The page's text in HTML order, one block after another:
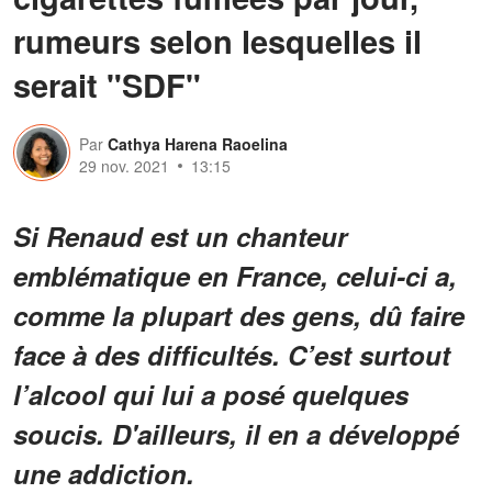
rumeurs selon lesquelles il
serait "SDF"
Par Cathya Harena Raoelina
29 nov. 2021
13:15
Si Renaud est un chanteur
emblématique en France, celui-ci a,
comme la plupart des gens, dû faire
face à des difficultés. C’est surtout
l’alcool qui lui a posé quelques
soucis. D'ailleurs, il en a développé
une addiction.